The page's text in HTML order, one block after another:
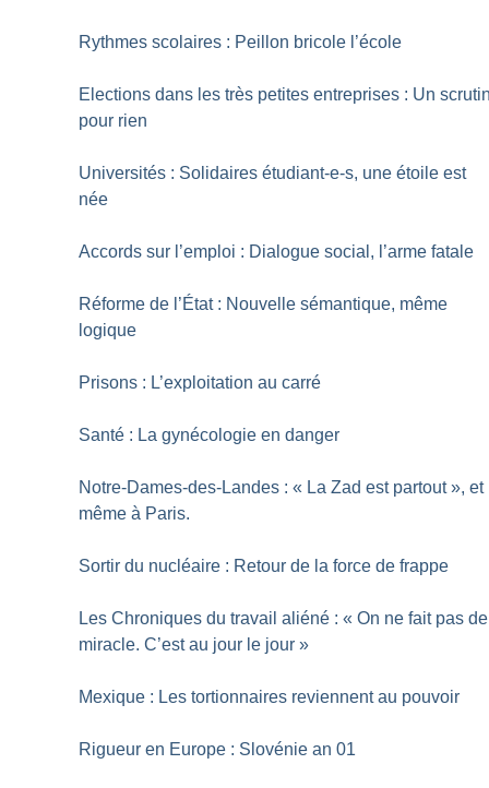
Rythmes scolaires : Peillon bricole l’école
Elections dans les très petites entreprises : Un
pour rien
Universités : Solidaires étudiant-e-s, une étoile est
née
Accords sur l’emploi : Dialogue social, l’arme fatale
Réforme de l’État : Nouvelle sémantique, même
logique
Prisons : L’exploitation au carré
Santé : La gynécologie en danger
Notre-Dames-des-Landes : « La Zad est partout », et
même à Paris.
Sortir du nucléaire : Retour de la force de frappe
Les Chroniques du travail aliéné : « On ne fait pas de
miracle. C’est au jour le jour »
Mexique : Les tortionnaires reviennent au pouvoir
Rigueur en Europe : Slovénie an 01